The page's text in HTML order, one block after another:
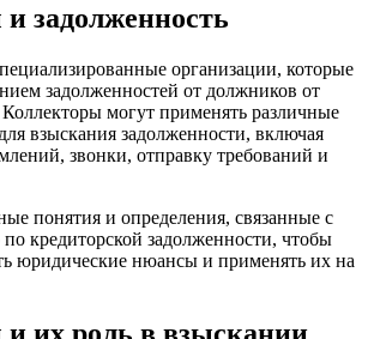
задолженность
организации, которые
задолженностей от должников от
могут применять различные
взыскания задолженности, включая
звонки, отправку требований и
понятия и определения, связанные с
кредиторской задолженности, чтобы
юридические нюансы и применять их на
их роль в взыскании